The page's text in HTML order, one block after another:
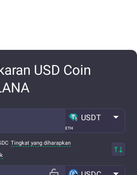
USD Coin
ETH
USDT
Tingkat yang diharapkan